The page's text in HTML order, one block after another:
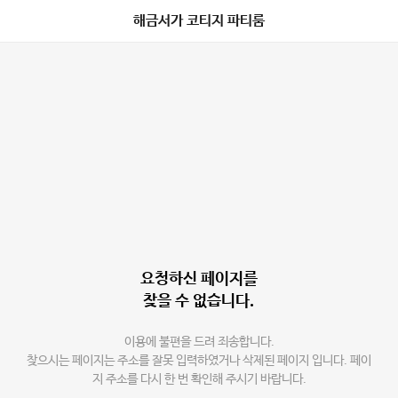
해금서가 코티지 파티룸
요청하신 페이지를
찾을 수 없습니다.
이용에 불편을 드려 죄송합니다.
찾으시는 페이지는 주소를 잘못 입력하였거나 삭제된 페이지 입니다. 페이
지 주소를 다시 한 번 확인해 주시기 바랍니다.